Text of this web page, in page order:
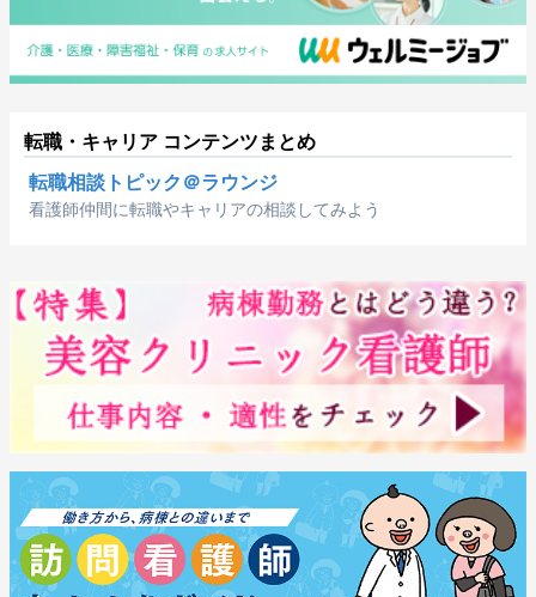
転職・キャリア コンテンツまとめ
転職相談トピック＠ラウンジ
看護師仲間に転職やキャリアの相談してみよう